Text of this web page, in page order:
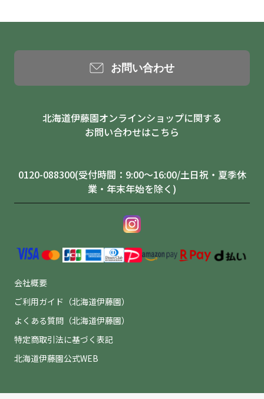
お問い合わせ
北海道伊藤園オンラインショップに関する
お問い合わせはこちら
0120-088300(受付時間：9:00～16:00/土日祝・夏季休
業・年末年始を除く)
会社概要
ご利用ガイド（北海道伊藤園）
よくある質問（北海道伊藤園）
特定商取引法に基づく表記
北海道伊藤園公式WEB